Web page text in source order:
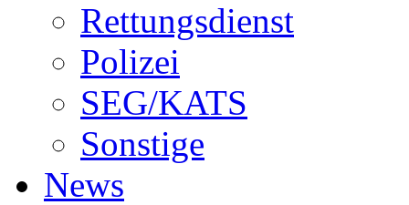
Rettungsdienst
Polizei
SEG/KATS
Sonstige
News